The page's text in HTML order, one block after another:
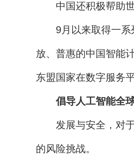
中国还积极帮助世
9月以来取得一系列
放、普惠的中国智能
东盟国家在数字服务
倡导人工智能全球
发展与安全，对于
的风险挑战。